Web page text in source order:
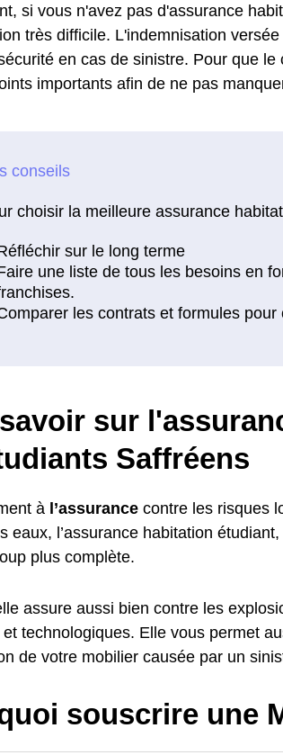
si vous n'avez pas d'assurance
très difficile. L'indemnisation
en cas de sinistre. Pour que
importants afin de ne pas
choisir la meilleure assurance
sur
Saffréens
à l’assurance contre les risques
eaux, l’assurance habitation
plus complète.
assure aussi bien contre les
technologiques. Elle vous permet
de votre mobilier causée par un
souscrire une